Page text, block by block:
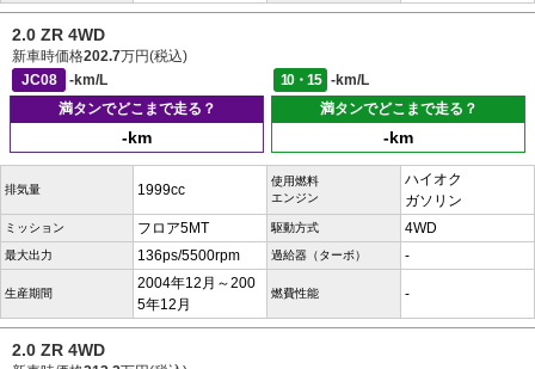
2.0 ZR 4WD
新車時価格202.7万円(税込)
JC08
-km/L 10・15
-km/L
満タンでどこまで走る？
-km
満タンでどこまで走る？
-km
排気量 1999cc
使用燃料
エンジン
ハイオク
ガソリン
ミッション フロア5MT 駆動方式 4WD
最大出力 136ps/5500rpm 過給器（ターボ） -
生産期間
2004年12月～200
5年12月
燃費性能 -
2.0 ZR 4WD